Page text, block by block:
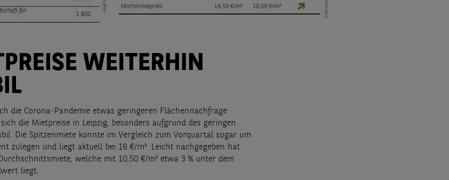
WEITERHIN
die Corona-Pandemie etwas geringeren Flächennachfrage
die Mietpreise in Leipzig, besonders aufgrund des geringen
Die Spitzenmiete konnte im Vergleich zum Vorquartal sogar um
zulegen und liegt aktuell bei 16 €/m². Leicht nachgegeben hat
welche mit 10,50 €/m² etwa 3 % unter dem
liegt.